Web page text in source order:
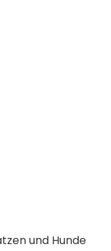
und Hunde